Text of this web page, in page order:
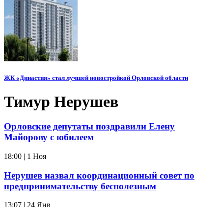
ЖК «Династия» стал лучшей новостройкой Орловской области
Тимур Нерушев
Орловские депутаты поздравили Елену
Майорову с юбилеем
18:00 | 1 Ноя
Нерушев назвал координационный совет по
предпринимательству бесполезным
13:07 | 24 Янв